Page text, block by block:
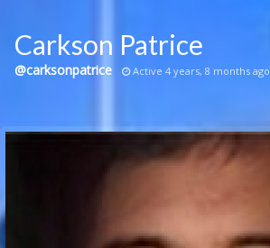
Groups
Communication Point
Carkson Patrice
@carksonpatrice Active 4 years, 8 months ago